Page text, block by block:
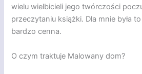
wielu wielbicieli jego twórczości
przeczytaniu książki. Dla mnie była
bardzo cenna.
O czym traktuje Malowany dom?